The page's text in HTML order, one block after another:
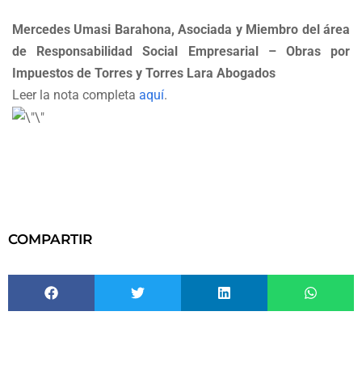
Mercedes Umasi Barahona, Asociada y Miembro del área
de Responsabilidad Social Empresarial – Obras por
Impuestos de Torres y Torres Lara Abogados
Leer la nota completa aquí.
COMPARTIR